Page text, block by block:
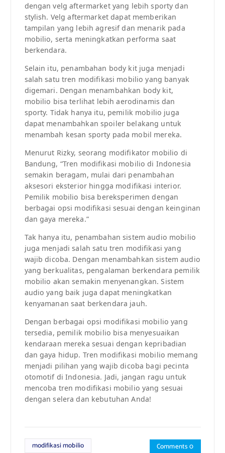
dengan velg aftermarket yang lebih sporty dan
stylish. Velg aftermarket dapat memberikan
tampilan yang lebih agresif dan menarik pada
mobilio, serta meningkatkan performa saat
berkendara.
Selain itu, penambahan body kit juga menjadi
salah satu tren modifikasi mobilio yang banyak
digemari. Dengan menambahkan body kit,
mobilio bisa terlihat lebih aerodinamis dan
sporty. Tidak hanya itu, pemilik mobilio juga
dapat menambahkan spoiler belakang untuk
menambah kesan sporty pada mobil mereka.
Menurut Rizky, seorang modifikator mobilio di
Bandung, “Tren modifikasi mobilio di Indonesia
semakin beragam, mulai dari penambahan
aksesori eksterior hingga modifikasi interior.
Pemilik mobilio bisa bereksperimen dengan
berbagai opsi modifikasi sesuai dengan keinginan
dan gaya mereka.”
Tak hanya itu, penambahan sistem audio mobilio
juga menjadi salah satu tren modifikasi yang
wajib dicoba. Dengan menambahkan sistem audio
yang berkualitas, pengalaman berkendara pemilik
mobilio akan semakin menyenangkan. Sistem
audio yang baik juga dapat meningkatkan
kenyamanan saat berkendara jauh.
Dengan berbagai opsi modifikasi mobilio yang
tersedia, pemilik mobilio bisa menyesuaikan
kendaraan mereka sesuai dengan kepribadian
dan gaya hidup. Tren modifikasi mobilio memang
menjadi pilihan yang wajib dicoba bagi pecinta
otomotif di Indonesia. Jadi, jangan ragu untuk
mencoba tren modifikasi mobilio yang sesuai
dengan selera dan kebutuhan Anda!
modifikasi mobilio Comments 0